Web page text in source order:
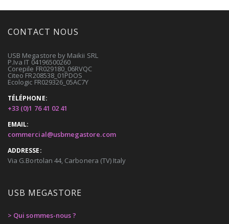
CONTACT NOUS
USB Megastore by Maikii SRL
P.Iva IT 04196500260
Corepile FR029180_06RVQC
Citeo FR208538_01PDOS
Ecologic FR029326_05AC7Y
TÉLÉPHONE:
+33 (0)1 76 41 02 41
EMAIL:
commercial@usbmegastore.com
ADDRESSE:
Via G.Bortolan 44, Carbonera (TV) Italy
USB MEGASTORE
> Qui sommes-nous ?